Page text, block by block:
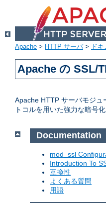
Apache > HTTP サーバ> ド
Apache の SSL/
Apache HTTP サーバモジュ
トコルを用いた強力な暗号
Documentation
mod_ssl
Introduction To
互換性
よくある質問
用語